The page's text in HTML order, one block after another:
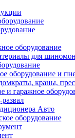
оборудование
для
оборудование и
краны,
и гаражное
Авто
оборудование